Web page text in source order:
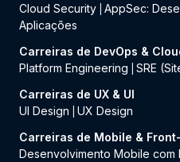
Cloud Security AppSec:
Aplicações
Carreiras de DevOps &
Platform Engineering
SRE
Carreiras de UX & UI
UI Design
UX Design
Carreiras de Mobile &
Desenvolvimento Mobile com